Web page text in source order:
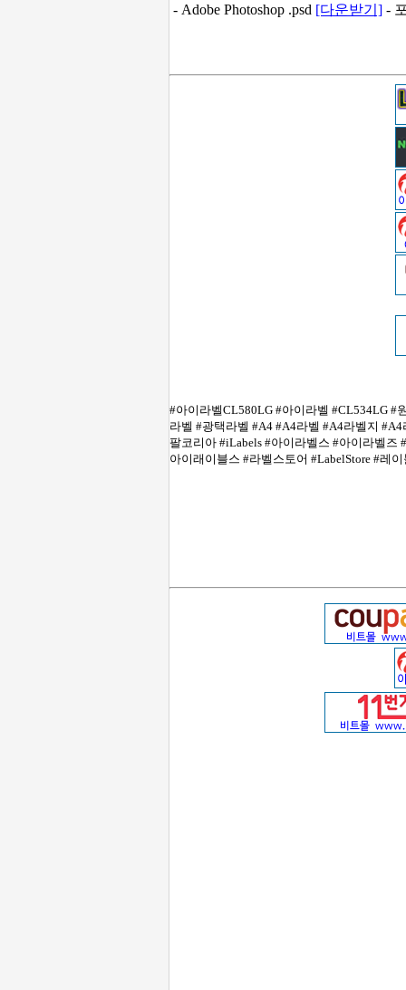
- Adobe Photoshop .psd [다운받기] -
#아이라벨CL580LG #아이라벨 #CL534LG #
라벨 #광택라벨 #A4 #A4라벨 #A4라벨지
팔코리아 #iLabels #아이라벨스 #아이라벨즈
아이래이블스 #라벨스토어 #LabelStore #레